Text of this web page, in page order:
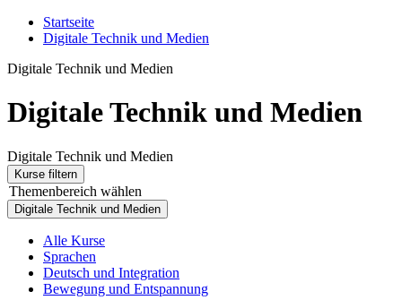
Startseite
Digitale Technik und Medien
Digitale Technik und Medien
Digitale Technik und Medien
Digitale Technik und Medien
Kurse filtern
Themenbereich wählen
Digitale Technik und Medien
Alle Kurse
Sprachen
Deutsch und Integration
Bewegung und Entspannung